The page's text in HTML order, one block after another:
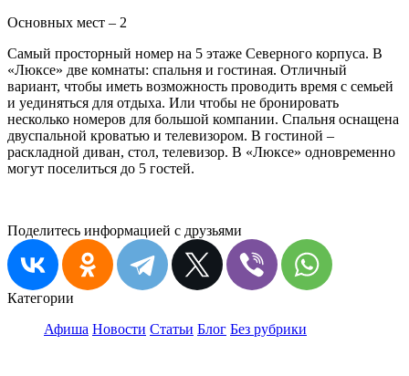
Основных мест – 2
Самый просторный номер на 5 этаже Северного корпуса. В
«Люксе» две комнаты: спальня и гостиная. Отличный
вариант, чтобы иметь возможность проводить время с семьей
и уединяться для отдыха. Или чтобы не бронировать
несколько номеров для большой компании. Спальня оснащена
двуспальной кроватью и телевизором. В гостиной –
раскладной диван, стол, телевизор. В «Люксе» одновременно
могут поселиться до 5 гостей.
Поделитесь информацией с друзьями
Категории
Афиша Новости Статьи Блог Без рубрики